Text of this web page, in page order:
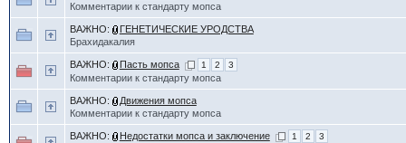
Комментарии к стандарту мопса
ВАЖНО:
ГЕНЕТИЧЕСКИЕ УРОДСТВА
Брахидакалия
ВАЖНО: Пасть мопса 1 2 3
Комментарии к стандарту мопса
ВАЖНО:
Движения мопса
Комментарии к стандарту мопса
ВАЖНО: Недостатки мопса и заключение 1 2 3